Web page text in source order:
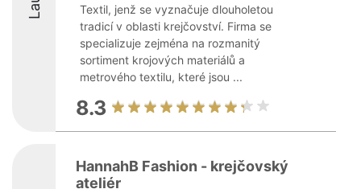
Textil, jenž se vyznačuje dlouholetou
tradicí v oblasti krejčovství. Firma se
specializuje zejména na rozmanitý
sortiment krojových materiálů a
metrového textilu, které jsou ...
8.3
HannahB Fashion - krejčovský
ateliér